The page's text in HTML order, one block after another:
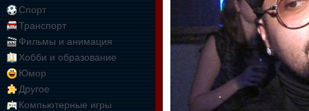
Спорт
Транспорт
Фильмы и анимация
Хобби и образование
Юмор
Другое
Компьютерные игры